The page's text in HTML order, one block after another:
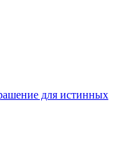
для истинных